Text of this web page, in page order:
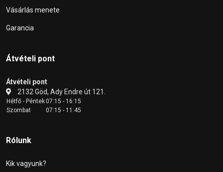
Vásárlás menete
Garancia
Átvételi pont
Átvételi pont
2132 Göd, Ady Endre út 121.
Hétfő - Péntek07:15 - 16:15
Szombat
07:15 - 11:45
Rólunk
Kik vagyunk?